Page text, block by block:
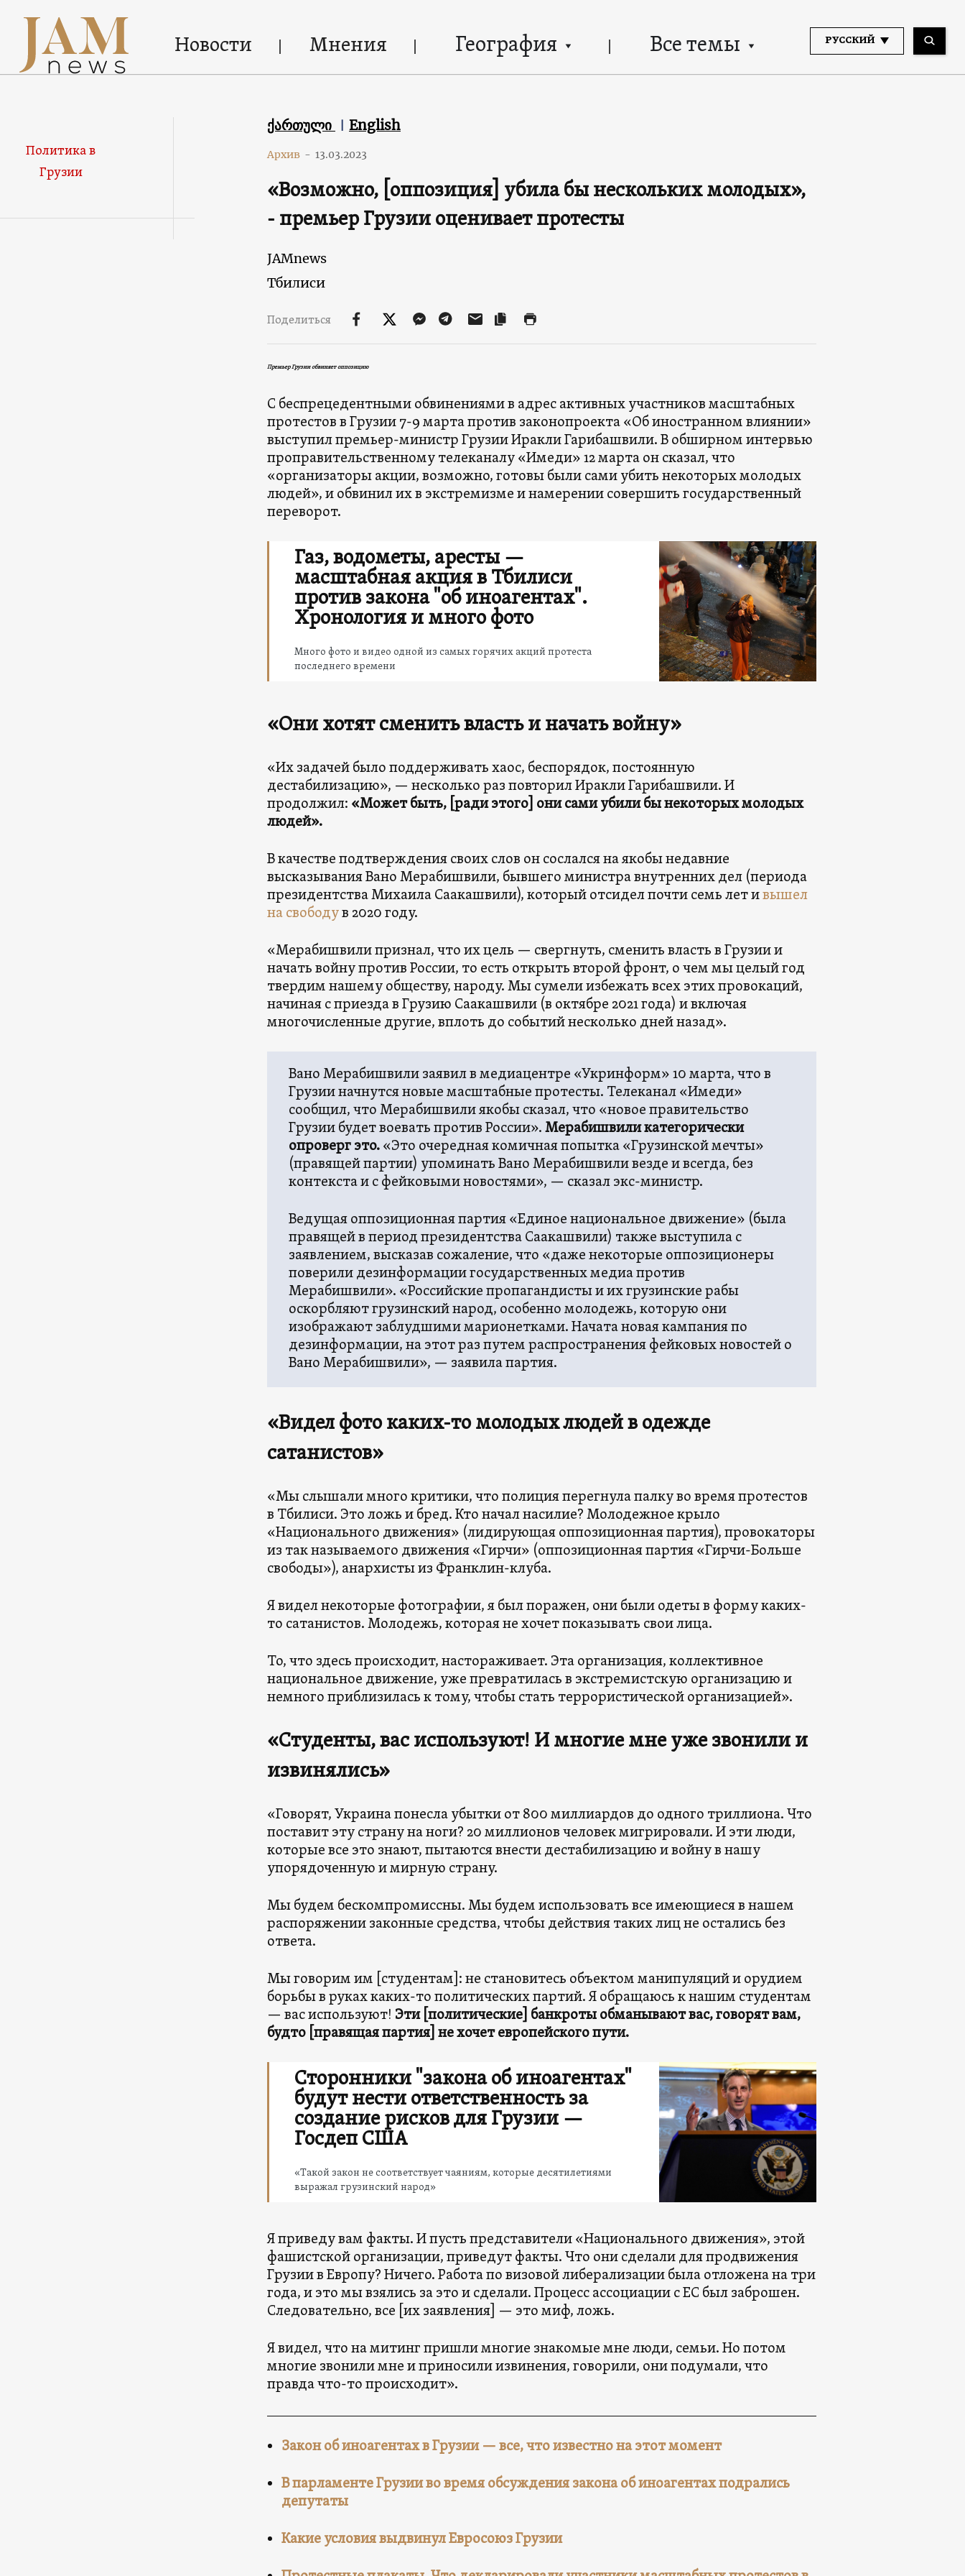
Новости Мнения География Все темы РУССКИЙ
Политика в
Грузии
ქართული English
Архив - 13.03.2023
«Возможно, [оппозиция] убила бы нескольких молодых»,
- премьер Грузии оценивает протесты
JAMnews
Тбилиси
Поделиться
Премьер Грузии обвиняет оппозицию
С беспрецедентными обвинениями в адрес активных участников масштабных
протестов в Грузии 7-9 марта против законопроекта «Об иностранном влиянии»
выступил премьер-министр Грузии Иракли Гарибашвили. В обширном интервью
проправительственному телеканалу «Имеди» 12 марта он сказал, что
«организаторы акции, возможно, готовы были сами убить некоторых молодых
людей», и обвинил их в экстремизме и намерении совершить государственный
переворот.
Газ, водометы, аресты —
масштабная акция в Тбилиси
против закона "об иноагентах".
Хронология и много фото
Много фото и видео одной из самых горячих акций протеста
последнего времени
«Они хотят сменить власть и начать войну»
«Их задачей было поддерживать хаос, беспорядок, постоянную
дестабилизацию», — несколько раз повторил Иракли Гарибашвили. И
продолжил: «Может быть, [ради этого] они сами убили бы некоторых молодых
людей».
В качестве подтверждения своих слов он сослался на якобы недавние
высказывания Вано Мерабишвили, бывшего министра внутренних дел (периода
президентства Михаила Саакашвили), который отсидел почти семь лет ивышел
на свободув 2020 году.
«Мерабишвили признал, что их цель — свергнуть, сменить власть в Грузии и
начать войну против России, то есть открыть второй фронт, о чем мы целый год
твердим нашему обществу, народу. Мы сумели избежать всех этих провокаций,
начиная с приезда в Грузию Саакашвили (в октябре 2021 года) и включая
многочисленные другие, вплоть до событий несколько дней назад».
Вано Мерабишвили заявил в медиацентре «Укринформ» 10 марта, что в
Грузии начнутся новые масштабные протесты. Телеканал «Имеди»
сообщил, что Мерабишвили якобы сказал, что «новое правительство
Грузии будет воевать против России».Мерабишвили категорически
опроверг это.«Это очередная комичная попытка «Грузинской мечты»
(правящей партии) упоминать Вано Мерабишвили везде и всегда, без
контекста и с фейковыми новостями», — сказал экс-министр.
Ведущая оппозиционная партия «Единое национальное движение» (была
правящей в период президентства Саакашвили) также выступила с
заявлением, высказав сожаление, что «даже некоторые оппозиционеры
поверили дезинформации государственных медиа против
Мерабишвили». «Российские пропагандисты и их грузинские рабы
оскорбляют грузинский народ, особенно молодежь, которую они
изображают заблудшими марионетками. Начата новая кампания по
дезинформации, на этот раз путем распространения фейковых новостей о
Вано Мерабишвили», — заявила партия.
«Видел фото каких-то молодых людей в одежде
сатанистов»
«Мы слышали много критики, что полиция перегнула палку во время протестов
в Тбилиси. Это ложь и бред. Кто начал насилие? Молодежное крыло
«Национального движения» (лидирующая оппозиционная партия), провокаторы
из так называемого движения «Гирчи» (оппозиционная партия «Гирчи-Больше
свободы»), анархисты из Франклин-клуба.
Я видел некоторые фотографии, я был поражен, они были одеты в форму каких-
то сатанистов. Молодежь, которая не хочет показывать свои лица.
То, что здесь происходит, настораживает. Эта организация, коллективное
национальное движение, уже превратилась в экстремистскую организацию и
немного приблизилась к тому, чтобы стать террористической организацией».
«Студенты, вас используют! И многие мне уже звонили и
извинялись»
«Говорят, Украина понесла убытки от 800 миллиардов до одного триллиона. Что
поставит эту страну на ноги? 20 миллионов человек мигрировали. И эти люди,
которые все это знают, пытаются внести дестабилизацию и войну в нашу
упорядоченную и мирную страну.
Мы будем бескомпромиссны. Мы будем использовать все имеющиеся в нашем
распоряжении законные средства, чтобы действия таких лиц не остались без
ответа.
Мы говорим им [студентам]: не становитесь объектом манипуляций и орудием
борьбы в руках каких-то политических партий. Я обращаюсь к нашим студентам
— вас используют! Эти [политические] банкроты обманывают вас, говорят вам,
будто [правящая партия] не хочет европейского пути.
Сторонники "закона об иноагентах"
будут нести ответственность за
создание рисков для Грузии —
Госдеп США
«Такой закон не соответствует чаяниям, которые десятилетиями
выражал грузинский народ»
Я приведу вам факты. И пусть представители «Национального движения», этой
фашистской организации, приведут факты. Что они сделали для продвижения
Грузии в Европу? Ничего. Работа по визовой либерализации была отложена на три
года, и это мы взялись за это и сделали. Процесс ассоциации с ЕС был заброшен.
Следовательно, все [их заявления] — это миф, ложь.
Я видел, что на митинг пришли многие знакомые мне люди, семьи. Но потом
многие звонили мне и приносили извинения, говорили, они подумали, что
правда что-то происходит».
Закон об иноагентах в Грузии — все, что известно на этот момент
В парламенте Грузии во время обсуждения закона об иноагентах подрались
депутаты
Какие условия выдвинул Евросоюз Грузии